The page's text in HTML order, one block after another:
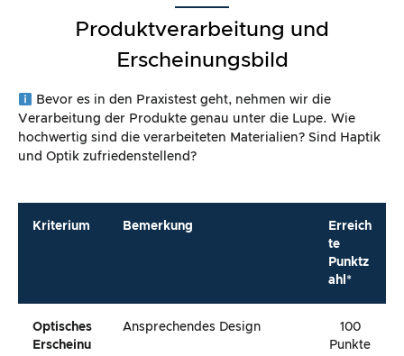
Produktverarbeitung und
Erscheinungsbild
Bevor es in den Praxistest geht, nehmen wir die
Verarbeitung der Produkte genau unter die Lupe. Wie
hochwertig sind die verarbeiteten Materialien? Sind Haptik
und Optik zufriedenstellend?
Kriterium Bemerkung
Erreich
te
Punktz
ahl*
Optisches
Erscheinu
Ansprechendes Design
100
Punkte